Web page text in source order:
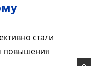
стали
повышения